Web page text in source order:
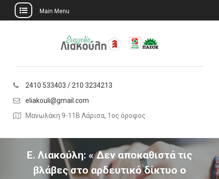
Main Menu
2410 533403 / 210 3234213
eliakouli@gmail.com
Μανωλάκη 9-11Β Λάρισα, 1ος όροφος
Ε. Λιακούλη: « Δεν αποκαθιστά τις
βλάβες στο αρδευτικό δίκτυο ο